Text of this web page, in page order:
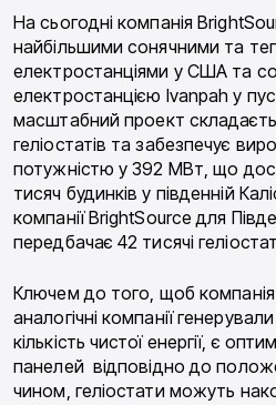
На сьогодні компанія
найбільшими сонячними та
електростанціями у США та
електростанцією Ivanpah у
масштабний проект
геліостатів та забезпечує
потужністю у 392 МВт, що
тисяч будинків у південній
компанії BrightSource для
передбачає 42 тисячі
Ключем до того, щоб компанія
аналогічні компанії
кількість чистої енергії, є
панелей відповідно до
чином, геліостати можуть